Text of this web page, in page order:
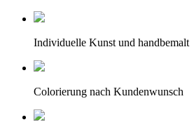
Individuelle Kunst und handbemalt
Colorierung nach Kundenwunsch